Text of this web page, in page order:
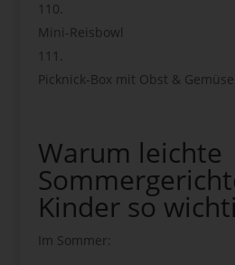
Mini-Reisbowl
Picknick-Box mit Obst & Gemüse
Warum leichte
Kinder so
Im Sommer: